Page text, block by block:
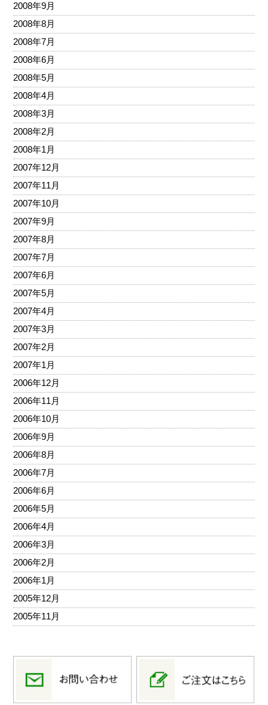
2008年9月
2008年8月
2008年7月
2008年6月
2008年5月
2008年4月
2008年3月
2008年2月
2008年1月
2007年12月
2007年11月
2007年10月
2007年9月
2007年8月
2007年7月
2007年6月
2007年5月
2007年4月
2007年3月
2007年2月
2007年1月
2006年12月
2006年11月
2006年10月
2006年9月
2006年8月
2006年7月
2006年6月
2006年5月
2006年4月
2006年3月
2006年2月
2006年1月
2005年12月
2005年11月